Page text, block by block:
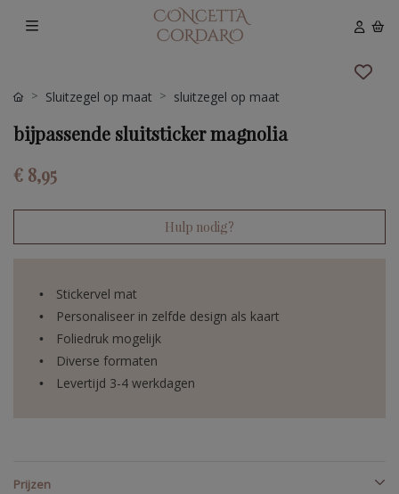
Sluitzegel op maat sluitzegel op maat
bijpassende sluitsticker magnolia
€ 8,95
Hulp nodig?
Stickervel mat
Personaliseer in zelfde design als kaart
Foliedruk mogelijk
Diverse formaten
Levertijd 3-4 werkdagen
Prijzen